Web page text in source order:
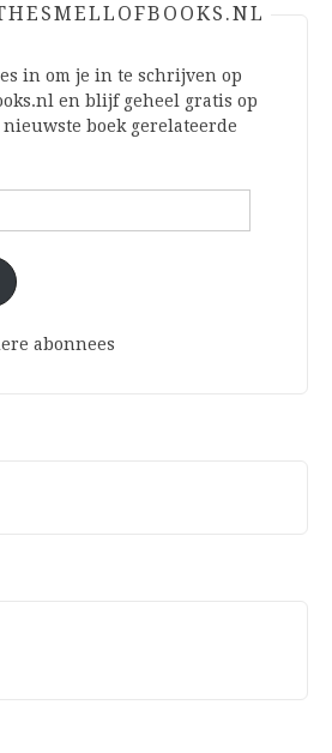
in om je in te schrijven op
en blijf geheel gratis op
boek gerelateerde
abonnees